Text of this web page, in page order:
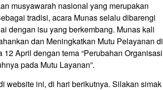
musyawarah nasional yang merupakan
tradisi, acara Munas selalu dibarengi
dengan isu yang berkembang. Munas kali
dan Meningkatkan Mutu Pelayanan di
April dengan tema “Perubahan Organisasi
pada Mutu Layanan”.
website ini, di hari berikutnya. Silakan simak